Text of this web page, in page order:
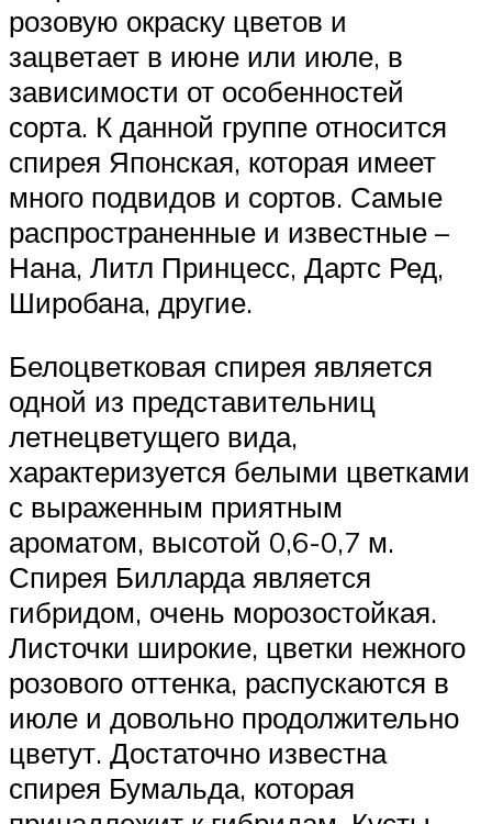
розовую окраску цветов и
зацветает в июне или июле, в
зависимости от особенностей
сорта. К данной группе относится
спирея Японская, которая имеет
много подвидов и сортов. Самые
распространенные и известные –
Нана, Литл Принцесс, Дартс Ред,
Широбана, другие.
Белоцветковая спирея является
одной из представительниц
летнецветущего вида,
характеризуется белыми цветками
с выраженным приятным
ароматом, высотой 0,6-0,7 м.
Спирея Билларда является
гибридом, очень морозостойкая.
Листочки широкие, цветки нежного
розового оттенка, распускаются в
июле и довольно продолжительно
цветут. Достаточно известна
спирея Бумальда, которая